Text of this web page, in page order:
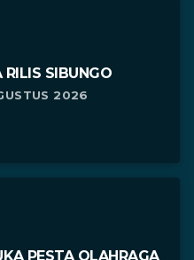
SIBUNGO
2026
PESTA OLAHRAGA